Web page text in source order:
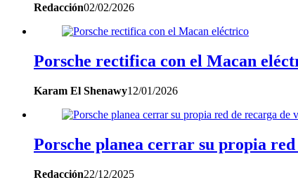
Redacción02/02/2026
Porsche rectifica con el Macan
Karam El Shenawy12/01/2026
Porsche planea cerrar su propia
Redacción22/12/2025